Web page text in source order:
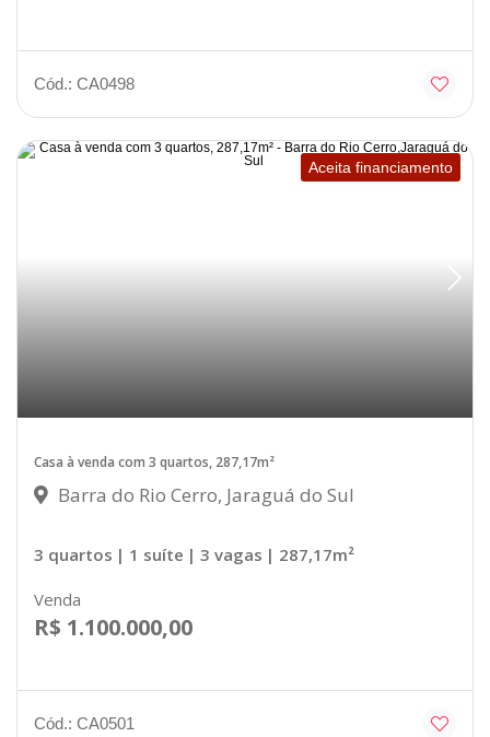
Cód.: CA0498
Aceita financiamento
Casa à venda com 3 quartos, 287,17m²
Barra do Rio Cerro, Jaraguá do Sul
3 quartos | 1 suíte | 3 vagas | 287,17m²
Venda
R$ 1.100.000,00
Cód.: CA0501